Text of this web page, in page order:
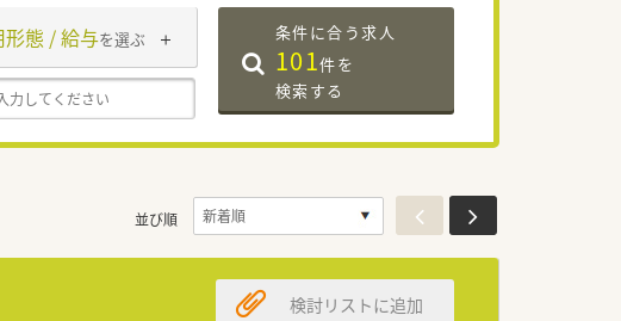
形態 / 給与を選ぶ 条件に合う求人
101件を
検索する
並び順
検討リストに追加